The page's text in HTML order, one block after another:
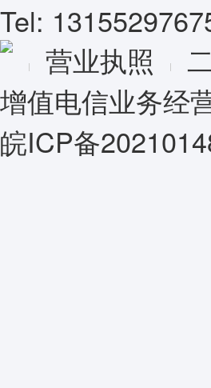
Tel:
营业执照
增值电信业务经
皖ICP备